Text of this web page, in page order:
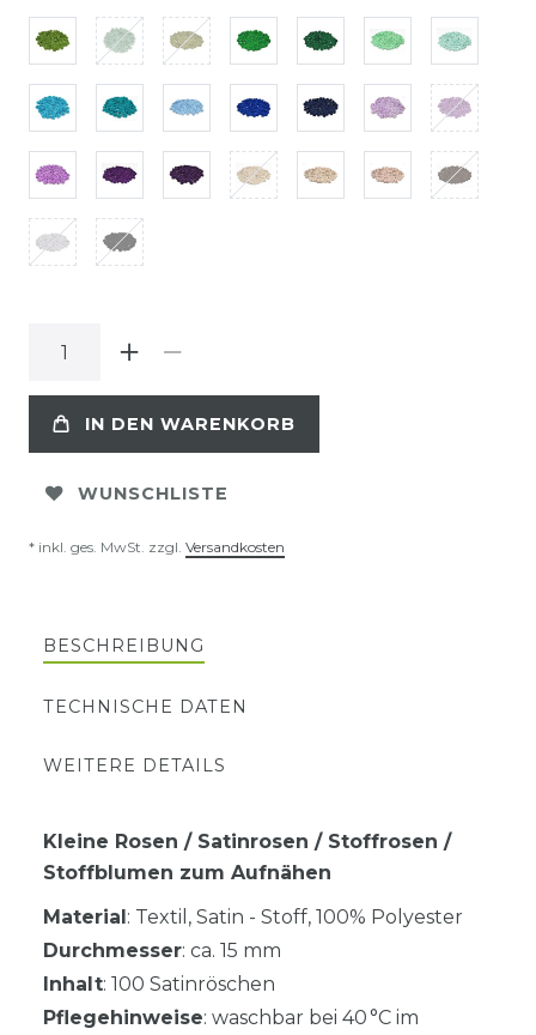
IN DEN WARENKORB
WUNSCHLISTE
* inkl. ges. MwSt. zzgl. Versandkosten
BESCHREIBUNG
TECHNISCHE DATEN
WEITERE DETAILS
Kleine Rosen / Satinrosen / Stoffrosen /
Stoffblumen zum Aufnähen
Material : Textil, Satin - Stoff, 100% Polyester
Durchmesser: ca. 15 mm
Inhalt: 100 Satinröschen
Pflegehinweise: waschbar bei 40 °C im